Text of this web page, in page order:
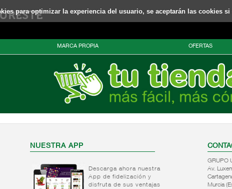
para optimizar la experiencia del usuario, se aceptarán las cookies
MARCA PROPIA OFERTAS
NUESTRA APP
Descarga ahora nuestra
App de fidelización y
disfruta de sus ventajas
GRUPO
Av.
Murcia